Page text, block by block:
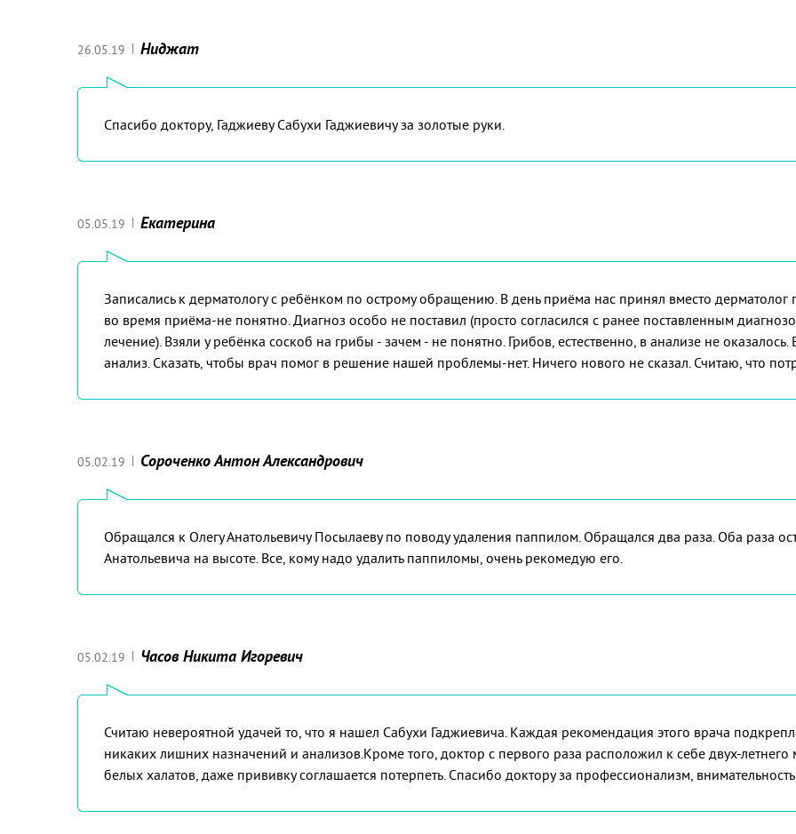
26.05.19 | Ниджат
Спасибо доктору, Гаджиеву Сабухи Гаджиевичу за золотые руки.
05.05.19 | Екатерина
Записались к дерматологу с ребёнком по острому обращению. В день приёма нас принял вместо дерматолог
во время приёма-не понятно. Диагноз особо не поставил (просто согласился с ранее поставленным
лечение). Взяли у ребёнка соскоб на грибы - зачем - не понятно. Грибов, естественно, в анализе не
анализ. Сказать, чтобы врач помог в решение нашей проблемы-нет. Ничего нового не сказал. Считаю, что
05.02.19 | Сороченко Антон Александрович
Обращался к Олегу Анатольевичу Посылаеву по поводу удаления паппилом. Обращался два раза. Оба раза
Анатольевича на высоте. Все, кому надо удалить паппиломы, очень рекомедую его.
05.02.19 | Часов Никита Игоревич
Считаю невероятной удачей то, что я нашел Сабухи Гаджиевича. Каждая рекомендация этого врача
никаких лишних назначений и анализов.Кроме того, доктор с первого раза расположил к себе двух-
белых халатов, даже прививку соглашается потерпеть. Спасибо доктору за профессионализм,